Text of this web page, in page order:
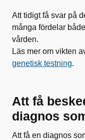
Att tidigt få svar på
många fördelar
vården.
Läs mer om vikten
genetisk testning.
Att få
diagnos
Att få en diagnos